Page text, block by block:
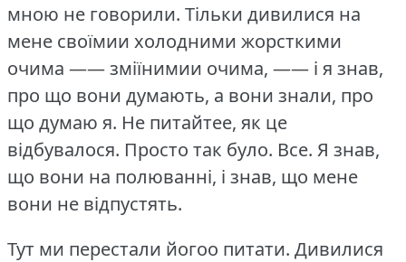
мною не говорили. Тільки дивилися на
мене своїмии холодними жорсткими
очима —— зміїнимии очима, —— і я знав,
про що вони думають, а вони знали, про
що думаю я. Не питайтее, як це
відбувалося. Просто так було. Все. Я знав,
що вони на полюванні, і знав, що мене
вони не відпустять.
Тут ми перестали йогоо питати. Дивилися